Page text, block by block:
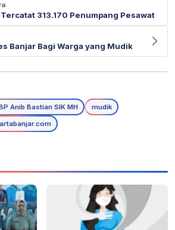
313.170 Penumpang Pesawat
Banjar Bagi Warga yang Mudik
Anib Bastian SIK MH
mudik